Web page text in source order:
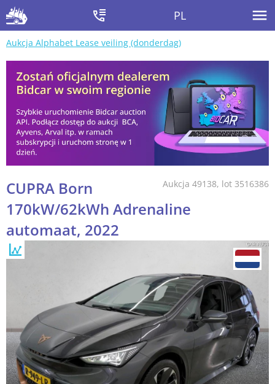
PL
Aukcja Alphabet Lease veiling (donderdag)
Aukcja 49138, lot 3516386
CUPRA Born
170kW/62kWh Adrenaline
automaat, 2022